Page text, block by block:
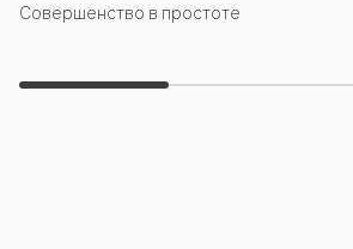
Совершенство в простоте